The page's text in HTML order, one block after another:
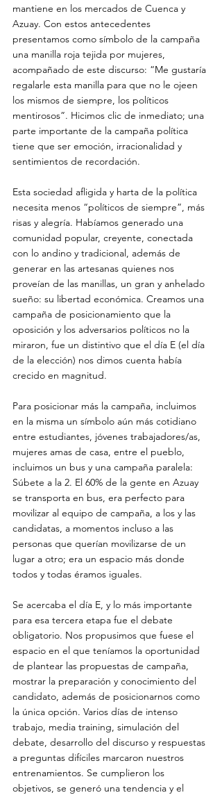
mantiene en los mercados de Cuenca y
Azuay. Con estos antecedentes
presentamos como símbolo de la campaña
una manilla roja tejida por mujeres,
acompañado de este discurso: “Me gustaría
regalarle esta manilla para que no le ojeen
los mismos de siempre, los políticos
mentirosos”. Hicimos clic de inmediato; una
parte importante de la campaña política
tiene que ser emoción, irracionalidad y
sentimientos de recordación.
Esta sociedad afligida y harta de la política
necesita menos “políticos de siempre”, más
risas y alegría. Habíamos generado una
comunidad popular, creyente, conectada
con lo andino y tradicional, además de
generar en las artesanas quienes nos
proveían de las manillas, un gran y anhelado
sueño: su libertad económica. Creamos una
campaña de posicionamiento que la
oposición y los adversarios políticos no la
miraron, fue un distintivo que el día E (el día
de la elección) nos dimos cuenta había
crecido en magnitud.
Para posicionar más la campaña, incluimos
en la misma un símbolo aún más cotidiano
entre estudiantes, jóvenes trabajadores/as,
mujeres amas de casa, entre el pueblo,
incluimos un bus y una campaña paralela:
Súbete a la 2. El 60% de la gente en Azuay
se transporta en bus, era perfecto para
movilizar al equipo de campaña, a los y las
candidatas, a momentos incluso a las
personas que querían movilizarse de un
lugar a otro; era un espacio más donde
todos y todas éramos iguales.
Se acercaba el día E, y lo más importante
para esa tercera etapa fue el debate
obligatorio. Nos propusimos que fuese el
espacio en el que teníamos la oportunidad
de plantear las propuestas de campaña,
mostrar la preparación y conocimiento del
candidato, además de posicionarnos como
la única opción. Varios días de intenso
trabajo, media training, simulación del
debate, desarrollo del discurso y respuestas
a preguntas difíciles marcaron nuestros
entrenamientos. Se cumplieron los
objetivos, se generó una tendencia y el